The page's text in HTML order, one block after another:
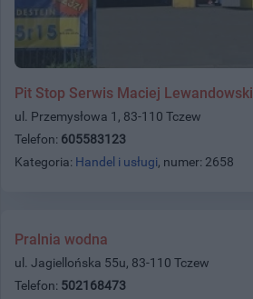
Pit Stop Serwis Maciej Lewandowski
ul. Przemysłowa 1, 83-110 Tczew
Telefon: 605583123
Kategoria: Handel i usługi, numer: 2658
Pralnia wodna
ul. Jagiellońska 55u, 83-110 Tczew
Telefon: 502168473